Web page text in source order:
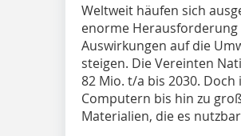
Weltweit häufen sich
enorme Herausforderung
Auswirkungen auf die
steigen. Die Vereinten
82 Mio. t/a bis 2030.
Computern bis hin zu
Materialien, die es